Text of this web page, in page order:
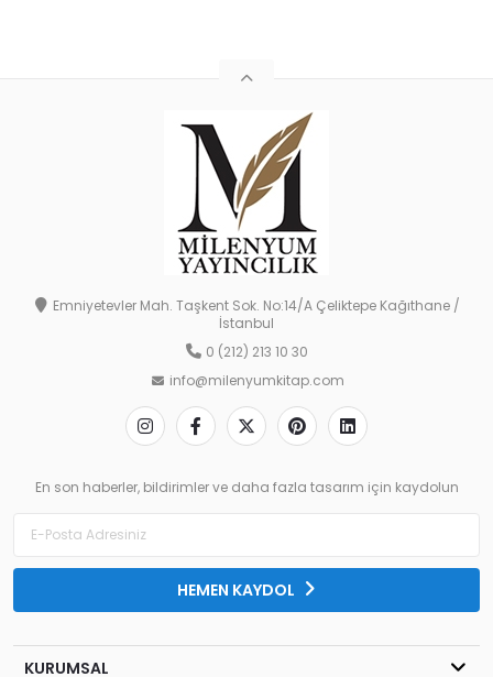
Emniyetevler Mah. Taşkent Sok. No:14/A Çeliktepe Kağıthane /
İstanbul
0 (212) 213 10 30
info@milenyumkitap.com
En son haberler, bildirimler ve daha fazla tasarım için kaydolun
HEMEN KAYDOL
KURUMSAL